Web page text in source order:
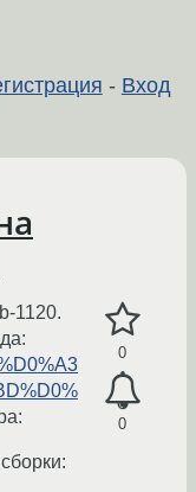
- Вход
0
0
1120.